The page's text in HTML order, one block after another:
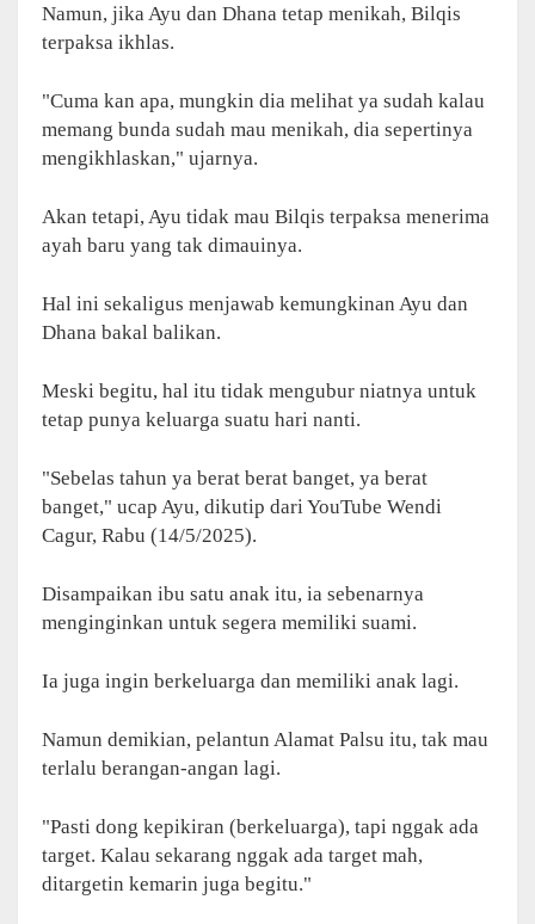
Namun, jika Ayu dan Dhana tetap menikah, Bilqis
terpaksa ikhlas.
"Cuma kan apa, mungkin dia melihat ya sudah kalau
memang bunda sudah mau menikah, dia sepertinya
mengikhlaskan," ujarnya.
Akan tetapi, Ayu tidak mau Bilqis terpaksa menerima
ayah baru yang tak dimauinya.
Hal ini sekaligus menjawab kemungkinan Ayu dan
Dhana bakal balikan.
Meski begitu, hal itu tidak mengubur niatnya untuk
tetap punya keluarga suatu hari nanti.
"Sebelas tahun ya berat berat banget, ya berat
banget," ucap Ayu, dikutip dari YouTube Wendi
Cagur, Rabu (14/5/2025).
Disampaikan ibu satu anak itu, ia sebenarnya
menginginkan untuk segera memiliki suami.
Ia juga ingin berkeluarga dan memiliki anak lagi.
Namun demikian, pelantun Alamat Palsu itu, tak mau
terlalu berangan-angan lagi.
"Pasti dong kepikiran (berkeluarga), tapi nggak ada
target. Kalau sekarang nggak ada target mah,
ditargetin kemarin juga begitu."